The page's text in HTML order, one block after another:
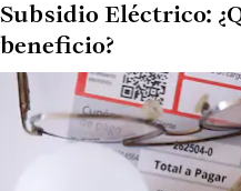
Subsidio Eléctrico:
beneficio?